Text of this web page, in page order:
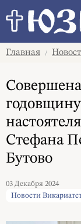
Главная /
Стефана
Бутово
03 Декабря 2024
Новости